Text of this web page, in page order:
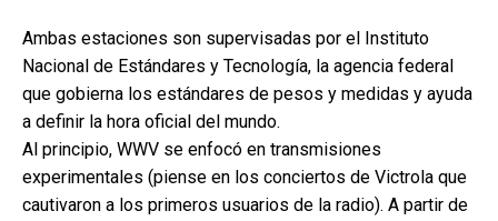
Ambas estaciones son supervisadas por el Instituto
Nacional de Estándares y Tecnología, la agencia federal
que gobierna los estándares de pesos y medidas y ayuda
a definir la hora oficial del mundo.
Al principio, WWV se enfocó en transmisiones
experimentales (piense en los conciertos de Victrola que
cautivaron a los primeros usuarios de la radio). A partir de